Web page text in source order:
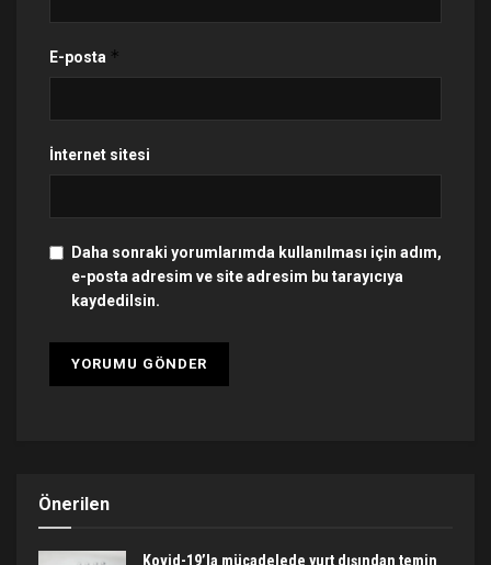
E-posta *
İnternet sitesi
Daha sonraki yorumlarımda kullanılması için adım,
e-posta adresim ve site adresim bu tarayıcıya
kaydedilsin.
Önerilen
Kovid-19’la mücadelede yurt dışından temin